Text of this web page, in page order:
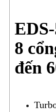
8
đến